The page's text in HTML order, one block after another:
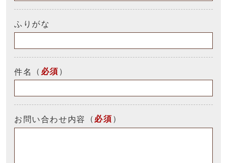
ふりがな
件名 （ 必須 ）
お問い合わせ内容 （ 必須 ）